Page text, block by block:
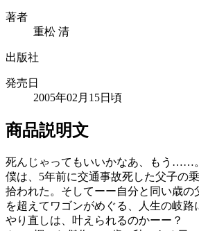
著者
重松 清
出版社
発売日
2005年02月15日頃
商品説明文
死んじゃってもいいかなあ、もう……
僕は、5年前に交通事故死した父子の
拾われた。そしてーー自分と同い歳の
を超えてワゴンがめぐる、人生の岐路
やり直しは、叶えられるのかーー？